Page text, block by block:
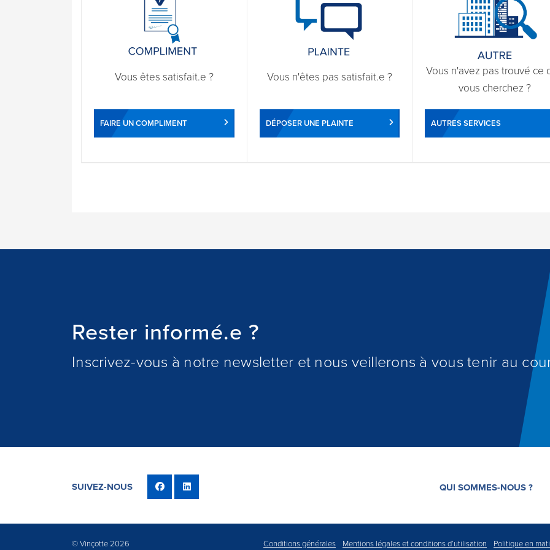
Vous êtes satisfait.e ?
FAIRE UN COMPLIMENT
Vous n'êtes pas satisfait.e ?
DÉPOSER UNE PLAINTE
Vous n'avez pas trouvé ce
vous cherchez ?
AUTRES SERVICES
Rester informé.e ?
Inscrivez-vous à notre newsletter et nous veillerons à vous tenir au
QUI SOMMES-NOUS ?
SUIVEZ-NOUS
© Vinçotte 2026 Conditions générales Mentions légales et conditions d’utilisation Politique en